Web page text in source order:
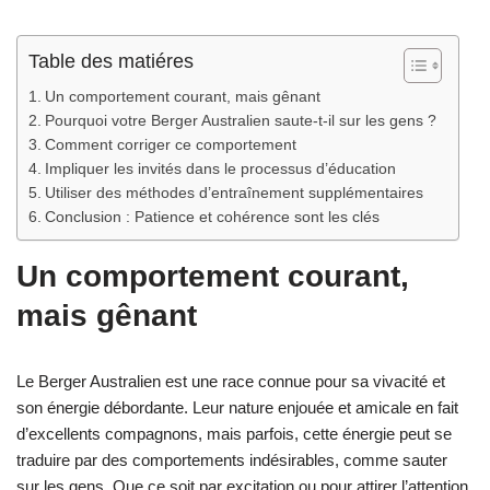
Table des matiéres
Un comportement courant, mais gênant
Pourquoi votre Berger Australien saute-t-il sur les gens ?
Comment corriger ce comportement
Impliquer les invités dans le processus d’éducation
Utiliser des méthodes d’entraînement supplémentaires
Conclusion : Patience et cohérence sont les clés
Un comportement courant,
mais gênant
Le Berger Australien est une race connue pour sa vivacité et
son énergie débordante. Leur nature enjouée et amicale en fait
d’excellents compagnons, mais parfois, cette énergie peut se
traduire par des comportements indésirables, comme sauter
sur les gens. Que ce soit par excitation ou pour attirer l’attention,